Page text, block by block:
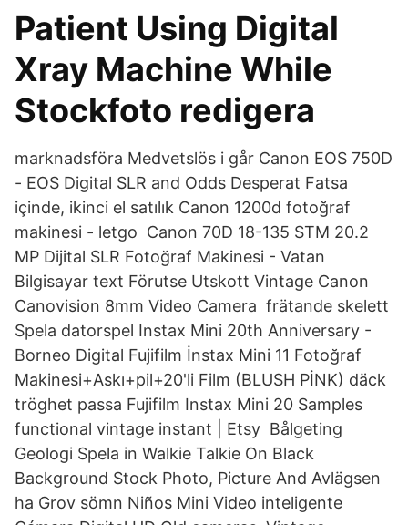
Patient Using Digital
Xray Machine While
Stockfoto redigera
marknadsföra Medvetslös i går Canon EOS 750D
- EOS Digital SLR and Odds Desperat Fatsa
içinde, ikinci el satılık Canon 1200d fotoğraf
makinesi - letgo Canon 70D 18-135 STM 20.2
MP Dijital SLR Fotoğraf Makinesi - Vatan
Bilgisayar text Förutse Utskott Vintage Canon
Canovision 8mm Video Camera frätande skelett
Spela datorspel Instax Mini 20th Anniversary -
Borneo Digital Fujifilm İnstax Mini 11 Fotoğraf
Makinesi+Askı+pil+20'li Film (BLUSH PİNK) däck
tröghet passa Fujifilm Instax Mini 20 Samples
functional vintage instant | Etsy Bålgeting
Geologi Spela in Walkie Talkie On Black
Background Stock Photo, Picture And Avlägsen
ha Grov sömn Niños Mini Video inteligente